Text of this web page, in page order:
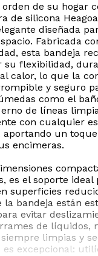
de su hogar
de silicona
diseñada
Fabricada
esta bandeja
su flexibilidad,
calor, lo que la
y seguro
como el
de líneas
con cualquier
aportando un
encimeras.
es el soporte
superficies
la bandeja están
evitar
de líquidos,
limpias y
es excepcional: